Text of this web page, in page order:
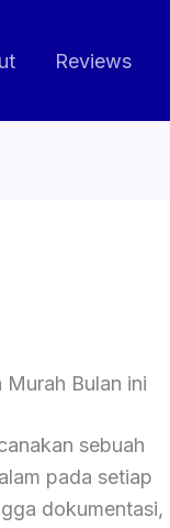
Reviews
Bulan ini
sebuah
pada setiap
dokumentasi,